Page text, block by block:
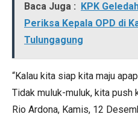
Baca Juga : KPK
Periksa Kepala OPD di
Tulungagung
“Kalau kita siap kita maju
Tidak muluk-muluk, kita push
Rio Ardona, Kamis, 12